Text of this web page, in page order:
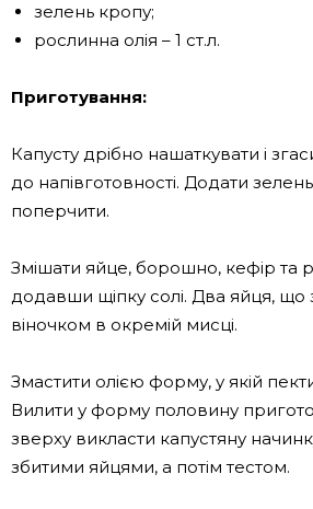
зелень кропу;
рослинна олія – ​​1 ст.л.
Приготування:
Капусту дрібно нашаткувати і
до напівготовності. Додати
поперчити.
Змішати яйце, борошно, кефір та
додавши щіпку солі. Два яйця, що
віночком в окремій мисці.
Змастити олією форму, у якій
Вилити у форму половину
зверху викласти капустяну
збитими яйцями, а потім тестом.